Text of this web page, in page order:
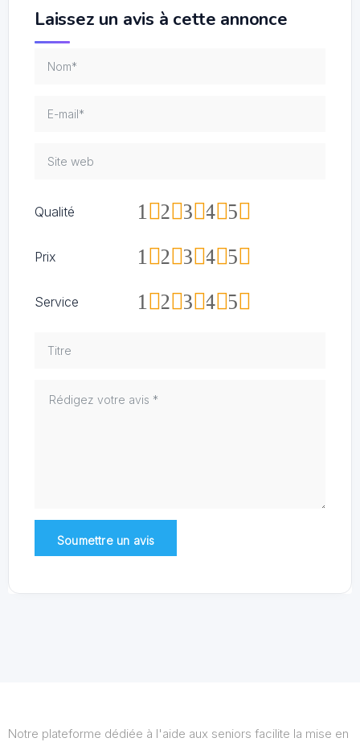
Laissez un avis à cette annonce
Qualité 5
4
3
2
1
Prix 5
4
3
2
1
Service 5
4
3
2
1
Notre plateforme dédiée à l'aide aux seniors facilite la mise en